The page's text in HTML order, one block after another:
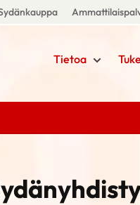
Tietoa